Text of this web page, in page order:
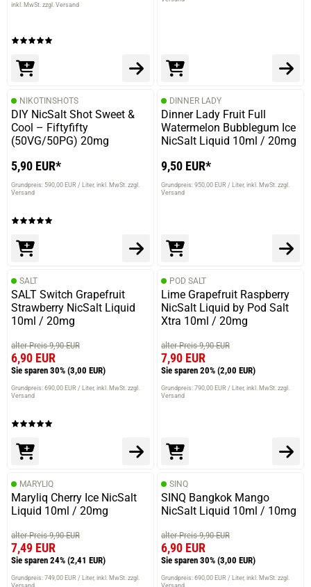
inkl. MwSt. zzgl. Versand
NIKOTINSHOTS
DIY NicSalt Shot Sweet &
Cool – Fiftyfifty
(50VG/50PG) 20mg
5,90 EUR*
Grundpreis: 590,00 EUR / Liter inkl. MwSt. zzgl.
Versand
DINNER LADY
Dinner Lady Fruit Full
Watermelon Bubblegum Ice
NicSalt Liquid 10ml / 20mg
9,50 EUR*
Grundpreis: 950,00 EUR / Liter inkl. MwSt. zzgl.
Versand
SALT
SALT Switch Grapefruit
Strawberry NicSalt Liquid
10ml / 20mg
alter Preis 9,90 EUR
6,90 EUR
Sie sparen 30% (3,00 EUR)
Grundpreis: 690,00 EUR / Liter inkl. MwSt. zzgl.
Versand
POD SALT
Lime Grapefruit Raspberry
NicSalt Liquid by Pod Salt
Xtra 10ml / 20mg
alter Preis 9,90 EUR
7,90 EUR
Sie sparen 20% (2,00 EUR)
Grundpreis: 790,00 EUR / Liter inkl. MwSt. zzgl.
Versand
MARYLIQ
Maryliq Cherry Ice NicSalt
Liquid 10ml / 20mg
alter Preis 9,90 EUR
7,49 EUR
Sie sparen 24% (2,41 EUR)
Grundpreis: 749,00 EUR / Liter inkl. MwSt. zzgl.
Versand
SINQ
SINQ Bangkok Mango
NicSalt Liquid 10ml / 10mg
alter Preis 9,90 EUR
6,90 EUR
Sie sparen 30% (3,00 EUR)
Grundpreis: 690,00 EUR / Liter inkl. MwSt. zzgl.
Versand